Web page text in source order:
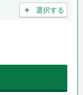
＋ 選択する